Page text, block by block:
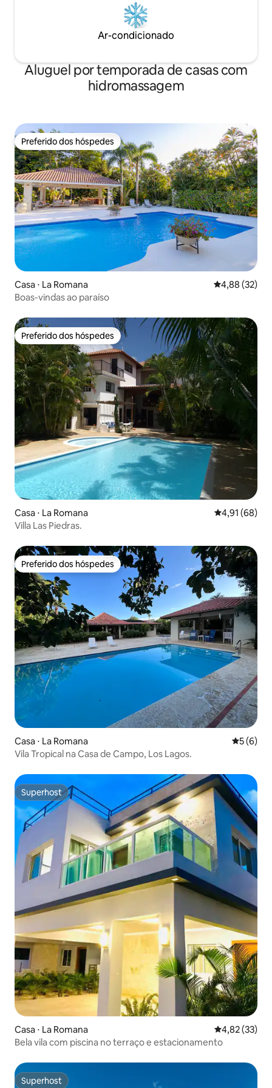
Ar-condicionado
Aluguel por temporada de casas com
hidromassagem
Preferido dos hóspedes
Preferido dos hóspedes
Casa ⋅ La Romana 4,88 de uma
4,88 (32)
Boas-vindas ao paraíso
Preferido dos hóspedes
Preferido dos hóspedes
Casa ⋅ La Romana 4,91 de uma
4,91 (68)
Villa Las Piedras.
Preferido dos hóspedes
Preferido dos hóspedes
Casa ⋅ La Romana 5 de
5 (6)
Vila Tropical na Casa de Campo, Los Lagos.
Superhost
Superhost
Casa ⋅ La Romana 4,82 de uma
4,82 (33)
Bela vila com piscina no terraço e estacionamento
Superhost